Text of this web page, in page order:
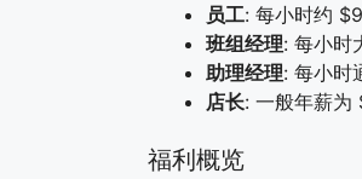
员工: 每小时约 $9
班组经理: 每小时
助理经理: 每小时
店长: 一般年薪为
福利概览